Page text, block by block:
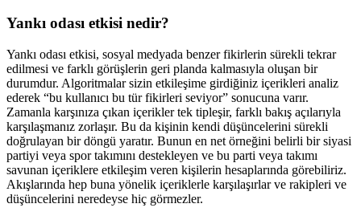
Yankı odası etkisi nedir?
Yankı odası etkisi, sosyal medyada benzer fikirlerin sürekli tekrar
edilmesi ve farklı görüşlerin geri planda kalmasıyla oluşan bir
durumdur. Algoritmalar sizin etkileşime girdiğiniz içerikleri analiz
ederek “bu kullanıcı bu tür fikirleri seviyor” sonucuna varır.
Zamanla karşınıza çıkan içerikler tek tipleşir, farklı bakış açılarıyla
karşılaşmanız zorlaşır. Bu da kişinin kendi düşüncelerini sürekli
doğrulayan bir döngü yaratır. Bunun en net örneğini belirli bir siyasi
partiyi veya spor takımını destekleyen ve bu parti veya takımı
savunan içeriklere etkileşim veren kişilerin hesaplarında görebiliriz.
Akışlarında hep buna yönelik içeriklerle karşılaşırlar ve rakipleri ve
düşüncelerini neredeyse hiç görmezler.